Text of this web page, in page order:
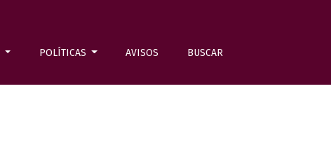
POLÍTICAS AVISOS BUSCAR